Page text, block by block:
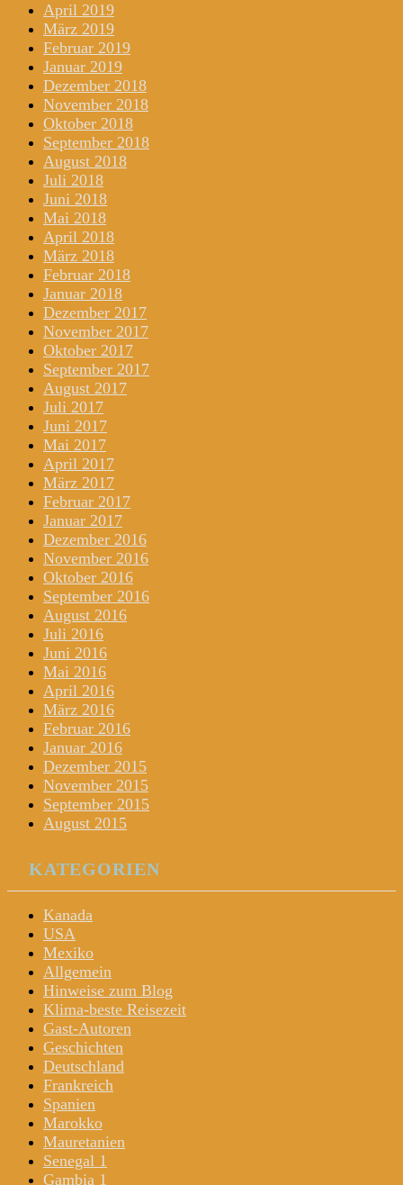
April 2019
März 2019
Februar 2019
Januar 2019
Dezember 2018
November 2018
Oktober 2018
September 2018
August 2018
Juli 2018
Juni 2018
Mai 2018
April 2018
März 2018
Februar 2018
Januar 2018
Dezember 2017
November 2017
Oktober 2017
September 2017
August 2017
Juli 2017
Juni 2017
Mai 2017
April 2017
März 2017
Februar 2017
Januar 2017
Dezember 2016
November 2016
Oktober 2016
September 2016
August 2016
Juli 2016
Juni 2016
Mai 2016
April 2016
März 2016
Februar 2016
Januar 2016
Dezember 2015
November 2015
September 2015
August 2015
KATEGORIEN
Kanada
USA
Mexiko
Allgemein
Hinweise zum Blog
Klima-beste Reisezeit
Gast-Autoren
Geschichten
Deutschland
Frankreich
Spanien
Marokko
Mauretanien
Senegal 1
Gambia 1